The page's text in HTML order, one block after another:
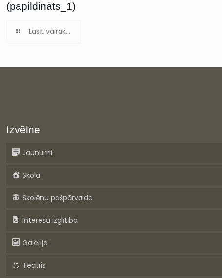
(papildināts_1)
Lasīt vairāk...
Izvēlne
Jaunumi
Skola
Skolēnu pašpārvalde
Interešu izglītība
Galerija
Teātris